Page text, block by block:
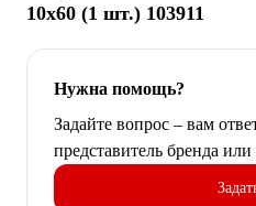
10х60 (1 шт.) 103911
Нужна помощь?
Задайте вопрос – вам
представитель бренда